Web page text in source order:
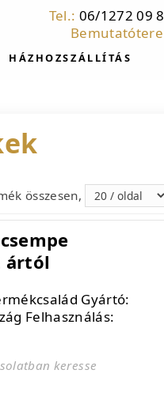
Tel.: 06/1272 09
HÁZHOZSZÁLLÍTÁS
összesen,
ártól
Gyártó:
Felhasználás:
keresse